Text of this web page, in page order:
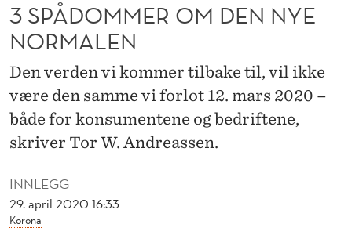
R
O
M
D
E
N
Y
INNLEGG
29. april 2020 16:33
Korona
3 SPÅDOMMER OM DEN NYE
NORMALEN
Den verden vi kommer tilbake til, vil ikke
være den samme vi forlot 12. mars 2020 –
både for konsumentene og bedriftene,
skriver Tor W. Andreassen.